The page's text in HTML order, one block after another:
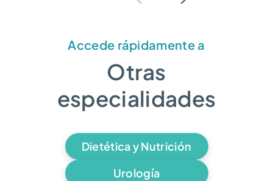
Accede rápidamente a
Otras
especialidades
Dietética y Nutrición
Urología